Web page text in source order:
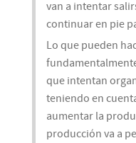
van a intentar
continuar en pie
Lo que pueden
que intentan
teniendo en
aumentar la
producción va a